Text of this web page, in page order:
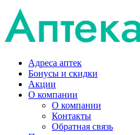
Адреса аптек
Бонусы и скидки
Акции
О компании
О компании
Контакты
Обратная связь